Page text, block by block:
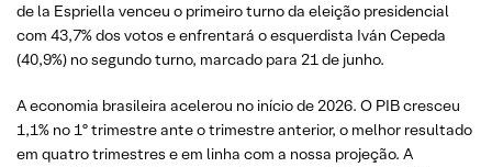
de la Espriella venceu o primeiro turno da eleição presidencial
com 43,7% dos votos e enfrentará o esquerdista Iván Cepeda
(40,9%) no segundo turno, marcado para 21 de junho.
A economia brasileira acelerou no início de 2026. O PIB cresceu
1,1% no 1º trimestre ante o trimestre anterior, o melhor resultado
em quatro trimestres e em linha com a nossa projeção. A